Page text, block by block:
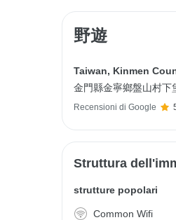
野遊
Taiwan, Kinmen
金門縣金寧鄉盤山村下
Recensioni di Google
Struttura
strutture popolari
Common Wifi